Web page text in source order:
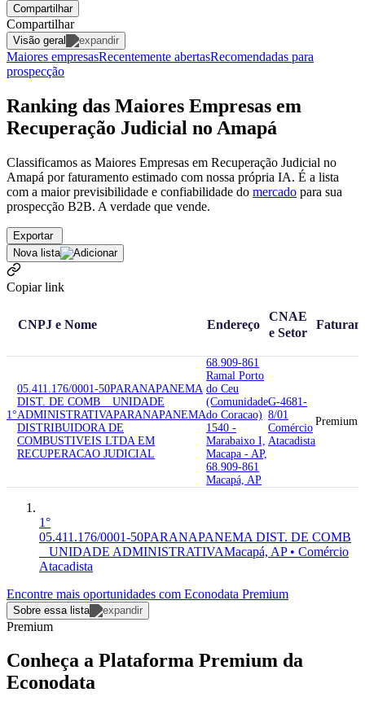
Compartilhar
Compartilhar
Visão geral
Maiores empresasRecentemente abertasRecomendadas para
prospecção
Ranking das Maiores Empresas em
Recuperação Judicial no Amapá
Classificamos as Maiores Empresas em Recuperação Judicial no
Amapá por faturamento estimado com nossa própria IA. É a lista
com a maior previsibilidade e confiabilidade do mercado para sua
prospecção B2B. A verdade que vende.
Exportar
Nova lista
Copiar link
CNPJ e Nome Endereço
CNAE
e Setor
1°
05.411.176/0001-50PARANAPANEMA
DIST. DE COMB _ UNIDADE
ADMINISTRATIVAPARANAPANEMA
DISTRIBUIDORA DE
COMBUSTIVEIS LTDA EM
RECUPERACAO JUDICIAL
68.909-861
Ramal Porto
do Ceu
(Comunidade
do Coracao)
1540 -
Marabaixo I,
Macapa - AP,
68.909-861
Macapá, AP
G-4681-
8/01
Comércio
Atacadista
Premium
1°
05.411.176/0001-50PARANAPANEMA DIST. DE COMB
_ UNIDADE ADMINISTRATIVAMacapá, AP • Comércio
Atacadista
Encontre mais oportunidades com Econodata Premium
Sobre essa lista
Premium
Conheça a Plataforma Premium da
Econodata